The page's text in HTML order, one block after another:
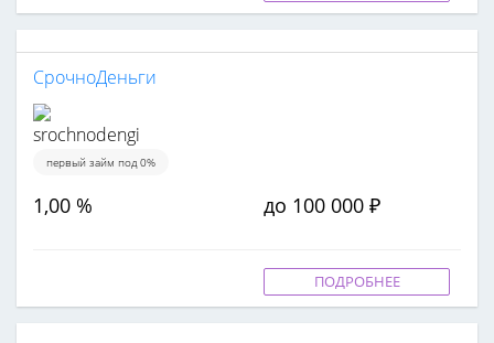
СрочноДеньги
первый займ под 0%
1,00 % до 100 000 ₽
ПОДРОБНЕЕ